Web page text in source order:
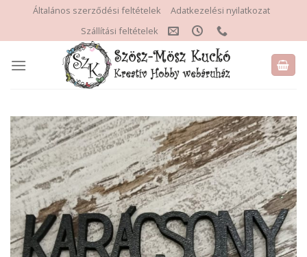
content
Általános szerződési feltételek
Adatkezelési nyilatkozat
Szállítási feltételek